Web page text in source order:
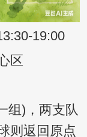
19:00
区
)，两支队
则返回原点